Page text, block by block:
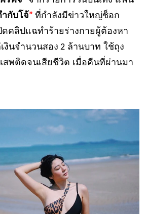
ำกับโจ้” ที่กำลังมีข่าวใหญ่ช็อก
ดคลิปแฉทำร้ายร่างกายผู้ต้องหา
งินจำนวนสอง 2 ล้านบาท ใช้ถุง
สพติดจนเสียชีวิต เมื่อคืนที่ผ่านมา